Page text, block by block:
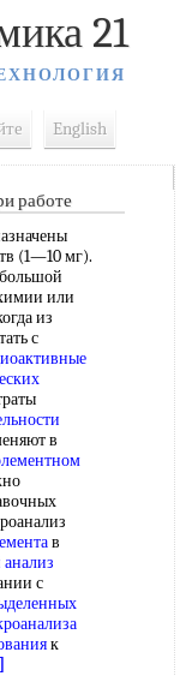
21
English
работе
(1—10 мг).
или
из
с
в
в
с
к